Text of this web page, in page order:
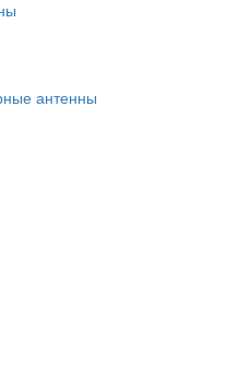
антенны